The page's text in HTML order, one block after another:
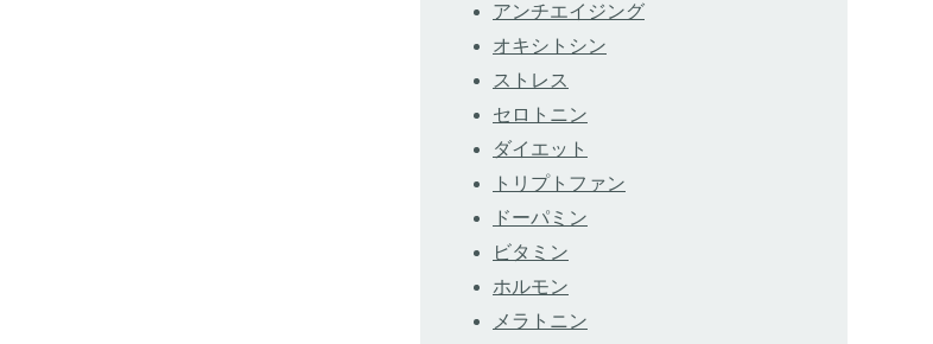
アンチエイジング
オキシトシン
ストレス
セロトニン
ダイエット
トリプトファン
ドーパミン
ビタミン
ホルモン
メラトニン